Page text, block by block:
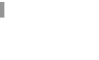
FolieFolie